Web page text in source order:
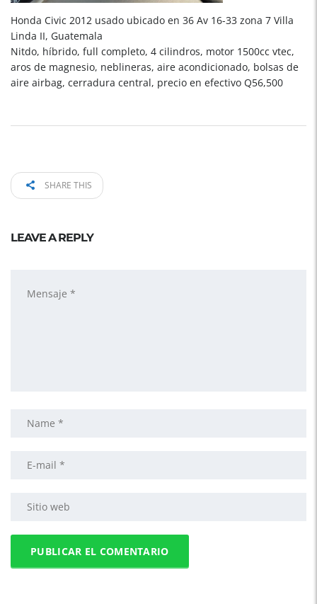
Honda Civic 2012 usado ubicado en 36 Av 16-33 zona 7 Villa
Linda II, Guatemala
Nitdo, híbrido, full completo, 4 cilindros, motor 1500cc vtec,
aros de magnesio, neblineras, aire acondicionado, bolsas de
aire airbag, cerradura central, precio en efectivo Q56,500
SHARE THIS
LEAVE A REPLY